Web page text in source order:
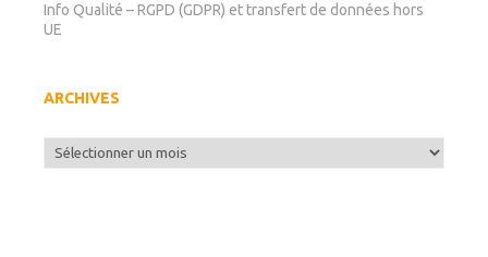
Info Qualité – RGPD (GDPR) et transfert de données hors
UE
ARCHIVES
Archives